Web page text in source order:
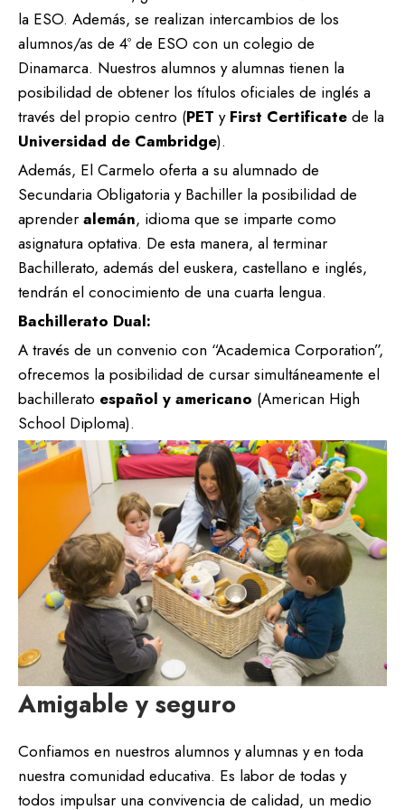
la ESO. Además, se realizan intercambios de los
alumnos/as de 4º de ESO con un colegio de
Dinamarca. Nuestros alumnos y alumnas tienen la
posibilidad de obtener los títulos oficiales de inglés a
través del propio centro (PET y First Certificate de la
Universidad de Cambridge).
Además, El Carmelo oferta a su alumnado de
Secundaria Obligatoria y Bachiller la posibilidad de
aprender alemán, idioma que se imparte como
asignatura optativa. De esta manera, al terminar
Bachillerato, además del euskera, castellano e inglés,
tendrán el conocimiento de una cuarta lengua.
Bachillerato Dual:
A través de un convenio con “Academica Corporation”,
ofrecemos la posibilidad de cursar simultáneamente el
bachillerato español y americano (American High
School Diploma).
Amigable y seguro
Confiamos en nuestros alumnos y alumnas y en toda
nuestra comunidad educativa. Es labor de todas y
todos impulsar una convivencia de calidad, un medio